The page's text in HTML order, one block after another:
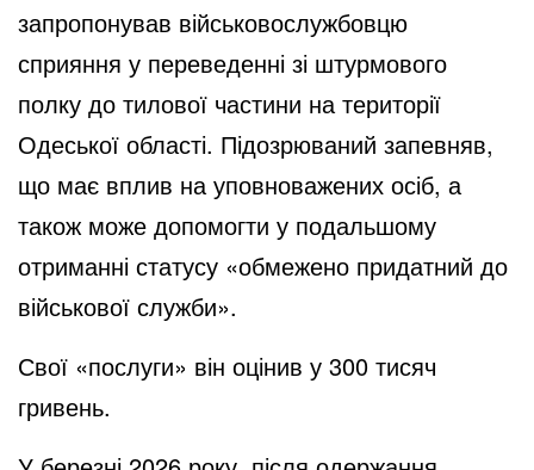
запропонував військовослужбовцю
сприяння у переведенні зі штурмового
полку до тилової частини на території
Одеської області. Підозрюваний запевняв,
що має вплив на уповноважених осіб, а
також може допомогти у подальшому
отриманні статусу «обмежено придатний до
військової служби».
Свої «послуги» він оцінив у 300 тисяч
гривень.